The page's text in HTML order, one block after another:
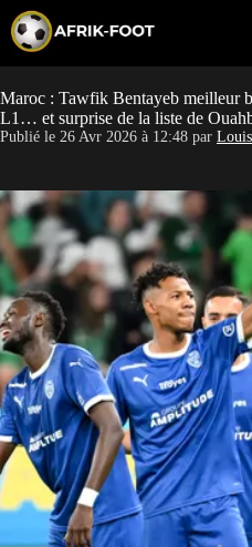
p
t
o
c
o
t
e
n
t
Pays
Maroc : Tawfik Bentayeb meilleur
L1… et surprise de la liste de
Publié le 26 Avr 2026 à 12:48 par